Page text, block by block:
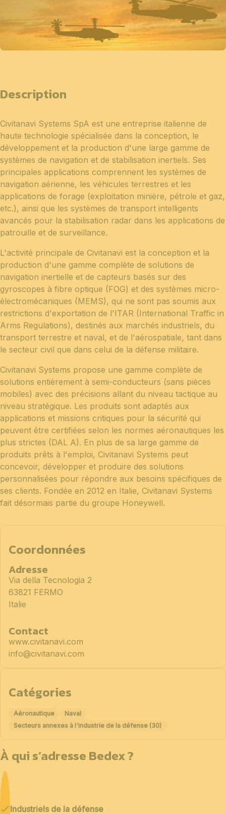
Description
Civitanavi Systems SpA est une entreprise italienne de
haute technologie spécialisée dans la conception, le
développement et la production d'une large gamme de
systèmes de navigation et de stabilisation inertiels. Ses
principales applications comprennent les systèmes de
navigation aérienne, les véhicules terrestres et les
applications de forage (exploitation minière, pétrole et gaz,
etc.), ainsi que les systèmes de transport intelligents
avancés pour la stabilisation radar dans les applications de
patrouille et de surveillance.
L'activité principale de Civitanavi est la conception et la
production d'une gamme complète de solutions de
navigation inertielle et de capteurs basés sur des
gyroscopes à fibre optique (FOG) et des systèmes micro-
électromécaniques (MEMS), qui ne sont pas soumis aux
restrictions d'exportation de l'ITAR (International Traffic in
Arms Regulations), destinés aux marchés industriels, du
transport terrestre et naval, et de l'aérospatiale, tant dans
le secteur civil que dans celui de la défense militaire.
Civitanavi Systems propose une gamme complète de
solutions entièrement à semi-conducteurs (sans pièces
mobiles) avec des précisions allant du niveau tactique au
niveau stratégique. Les produits sont adaptés aux
applications et missions critiques pour la sécurité qui
peuvent être certifiées selon les normes aéronautiques les
plus strictes (DAL A). En plus de sa large gamme de
produits prêts à l'emploi, Civitanavi Systems peut
concevoir, développer et produire des solutions
personnalisées pour répondre aux besoins spécifiques de
ses clients. Fondée en 2012 en Italie, Civitanavi Systems
fait désormais partie du groupe Honeywell.
Coordonnées
Adresse
Via della Tecnologia 2
63821 FERMO
Italie
Contact
www.civitanavi.com
info@civitanavi.com
Catégories
Aéronautique
Naval
Secteurs annexes à l'industrie de la défense (30)
À qui s’adresse Bedex ?
Industriels de la défense